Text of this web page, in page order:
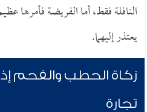
النافلة فقط، أما الفريضة فأمرها
يعتذر إليهما.
زكاة الحطب والفحم
تجارة